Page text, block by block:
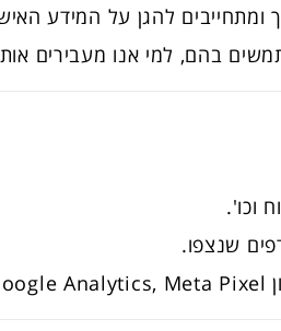
ומתחייבים להגן על המידע
בהם, למי אנו מעבירים
וכו'.